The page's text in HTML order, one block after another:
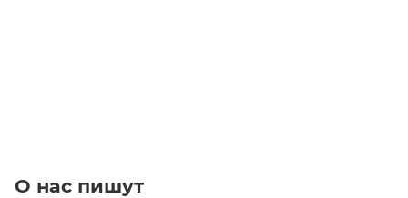
О нас пишут